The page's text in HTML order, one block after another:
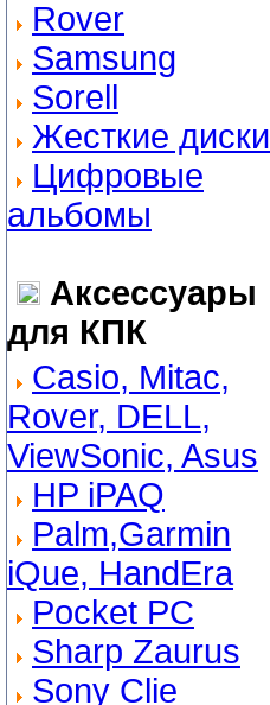
Rover
Samsung
Sorell
Жесткие диски
Цифровые
альбомы
Аксессуары
для КПК
Casio, Mitac,
Rover, DELL,
ViewSonic, Asus
HP iPAQ
Palm,Garmin
iQue, HandEra
Pocket PC
Sharp Zaurus
Sony Clie